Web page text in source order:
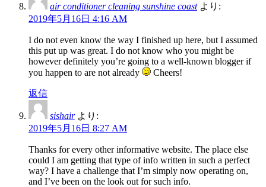
air conditioner cleaning sunshine coast より:
2019年5月16日 4:16 AM
I do not even know the way I finished up here, but I assumed
this put up was great. I do not know who you might be
however definitely you’re going to a well-known blogger if
you happen to are not already
Cheers!
返信
sishair より:
2019年5月16日 8:27 AM
Thanks for every other informative website. The place else
could I am getting that type of info written in such a perfect
way? I have a challenge that I’m simply now operating on,
and I’ve been on the look out for such info.